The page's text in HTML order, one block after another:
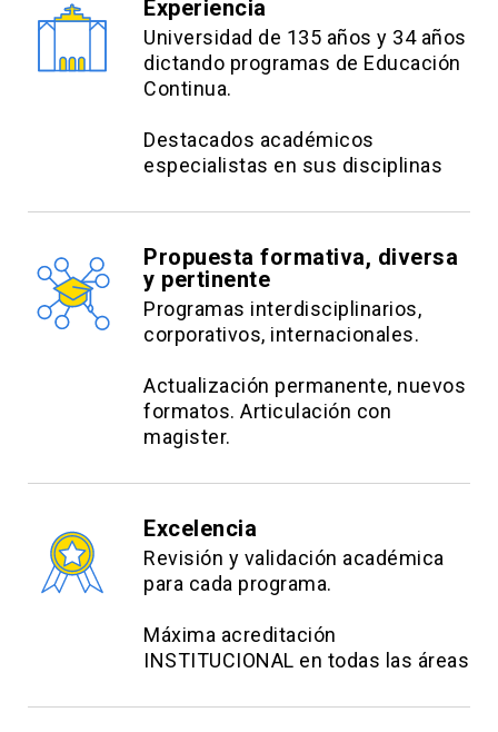
dinero.
Experiencia
Universidad de 135 años y 34 años
dictando programas de Educación
Continua.
Destacados académicos
especialistas en sus disciplinas
Propuesta formativa, diversa
y pertinente
Programas interdisciplinarios,
corporativos, internacionales.
Actualización permanente, nuevos
formatos. Articulación con
magister.
Excelencia
Revisión y validación académica
para cada programa.
Máxima acreditación
INSTITUCIONAL en todas las áreas